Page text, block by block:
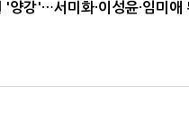
강'…서미화·이성윤·임미애